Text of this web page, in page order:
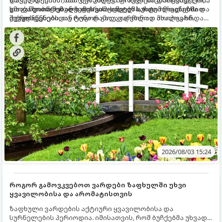
და განვითარებული ფესვთა სისტემა, რათა ნიადაგის
ქვედა ფენებიდან ტენი დამოუკიდებლად მოიპოვონ.
ხმობა დაიწყონ ან ზამთრის ყინვებს სუსტი ორგანიზმით
შეხვდნენ.
გთავაზობთ მებაღეების გამოცდილ საიდუმლოებებსა და
ოქროს წესებს, თუ როგორ გადავარჩინოთ ახალგაზრდა
ხეები ზაფხულის სიცხეში:
2026/08/03 15:24
როგორ გამოვკვებოთ ვარდები ზაფხულში უხვი
ყვავილობისა და არომატისთვის
ზაფხული ვარდების აქტიური ყვავილობისა და
სურნელების პერიოდია. იმისათვის, რომ ბუჩქებმა უხვად,